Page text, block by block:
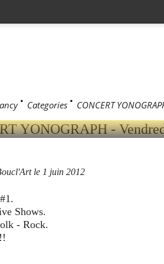
> Categories > CONCERT
le 1 juin 2012
Shows.
- Rock.